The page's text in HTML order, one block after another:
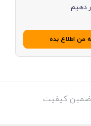
دهیم.
اطلاع بده
کیفیت